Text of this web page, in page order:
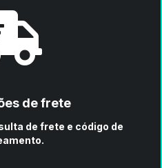
de frete
de frete e código de